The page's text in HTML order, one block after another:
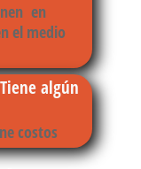
en
el medio
algún
costos